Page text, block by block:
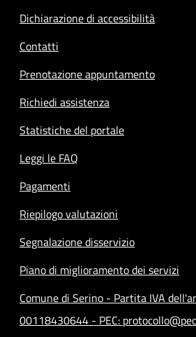
Dichiarazione di accessibilità
Contatti
Prenotazione appuntamento
Richiedi assistenza
Statistiche del portale
Leggi le FAQ
Pagamenti
Riepilogo valutazioni
Segnalazione disservizio
Piano di miglioramento dei servizi
Comune di Serino - Partita IVA
00118430644 - PEC: